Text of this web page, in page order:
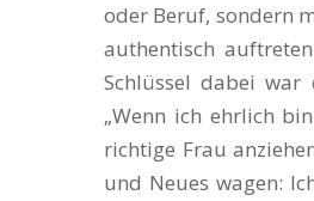
oder Beruf, sondern
authentisch
Schlüssel dabei
„Wenn ich ehrlich
richtige Frau
und Neues wagen: